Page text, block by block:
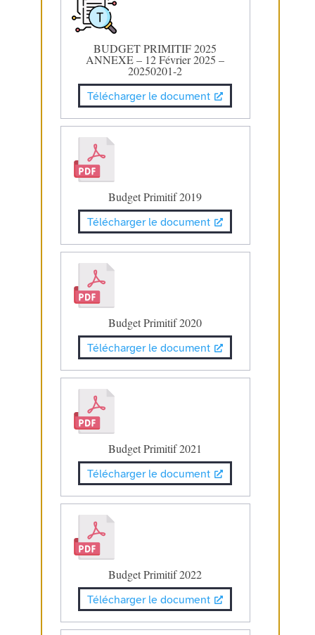
BUDGET PRIMITIF 2025
ANNEXE – 12 Février 2025 –
20250201-2
Télécharger le document
Budget Primitif 2019
Télécharger le document
Budget Primitif 2020
Télécharger le document
Budget Primitif 2021
Télécharger le document
Budget Primitif 2022
Télécharger le document